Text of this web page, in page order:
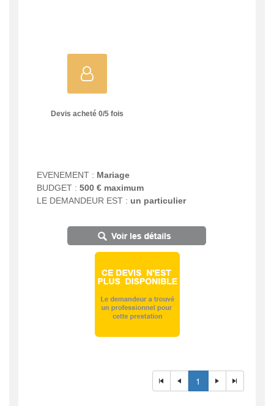
Devis acheté 0/5fois
EVENEMENT : Mariage
BUDGET : 500 € maximum
LE DEMANDEUR EST : un particulier
1